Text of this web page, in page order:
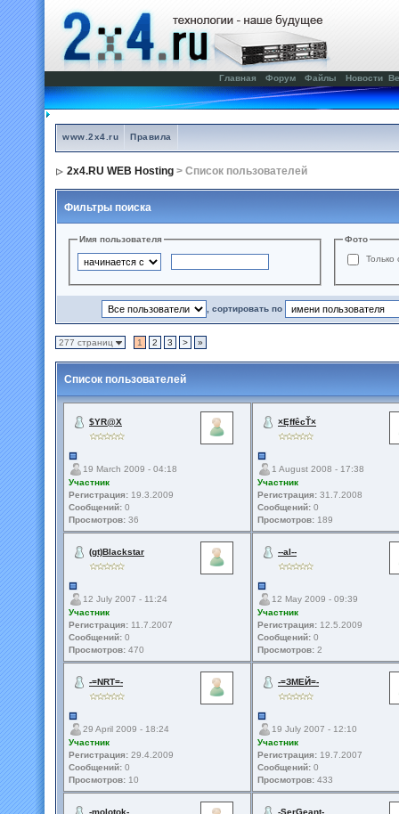
Главная Форум Файлы Новости
www.2x4.ru Правила
2x4.RU WEB Hosting > Список пользователей
Фильтры поиска
Имя пользователя
Фото
Только
, сортировать по
277 страниц 1 2 3 > »
Список пользователей
$YR@X
19 March 2009 - 04:18
Участник
Регистрация: 19.3.2009
Сообщений: 0
Просмотров: 36
×ĘffêcŤ×
1 August 2008 - 17:38
Участник
Регистрация: 31.7.2008
Сообщений: 0
Просмотров: 189
(gt)Blackstar
12 July 2007 - 11:24
Участник
Регистрация: 11.7.2007
Сообщений: 0
Просмотров: 470
--al--
12 May 2009 - 09:39
Участник
Регистрация: 12.5.2009
Сообщений: 0
Просмотров: 2
-=NRT=-
29 April 2009 - 18:24
Участник
Регистрация: 29.4.2009
Сообщений: 0
Просмотров: 10
-=ЗМЕЙ=-
19 July 2007 - 12:10
Участник
Регистрация: 19.7.2007
Сообщений: 0
Просмотров: 433
-molotok- -SerGeant-